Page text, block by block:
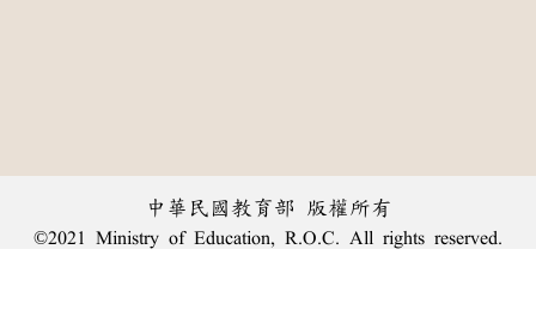
中華民國教育部 版權所有
©2021 Ministry of Education, R.O.C. All rights reserved.